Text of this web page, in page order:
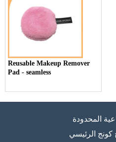
Reusable Makeup Remover
Pad - seamless
المحدودة